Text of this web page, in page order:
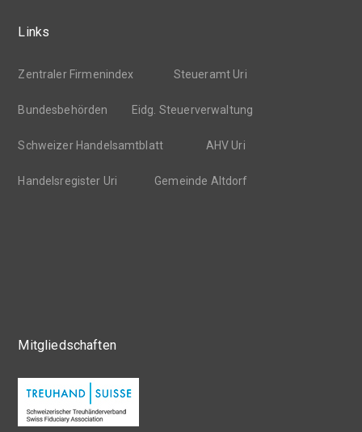
Links
Zentraler Firmenindex Steueramt Uri
Bundesbehörden Eidg. Steuerverwaltung
Schweizer Handelsamtblatt AHV Uri
Handelsregister Uri Gemeinde Altdorf
Mitgliedschaften